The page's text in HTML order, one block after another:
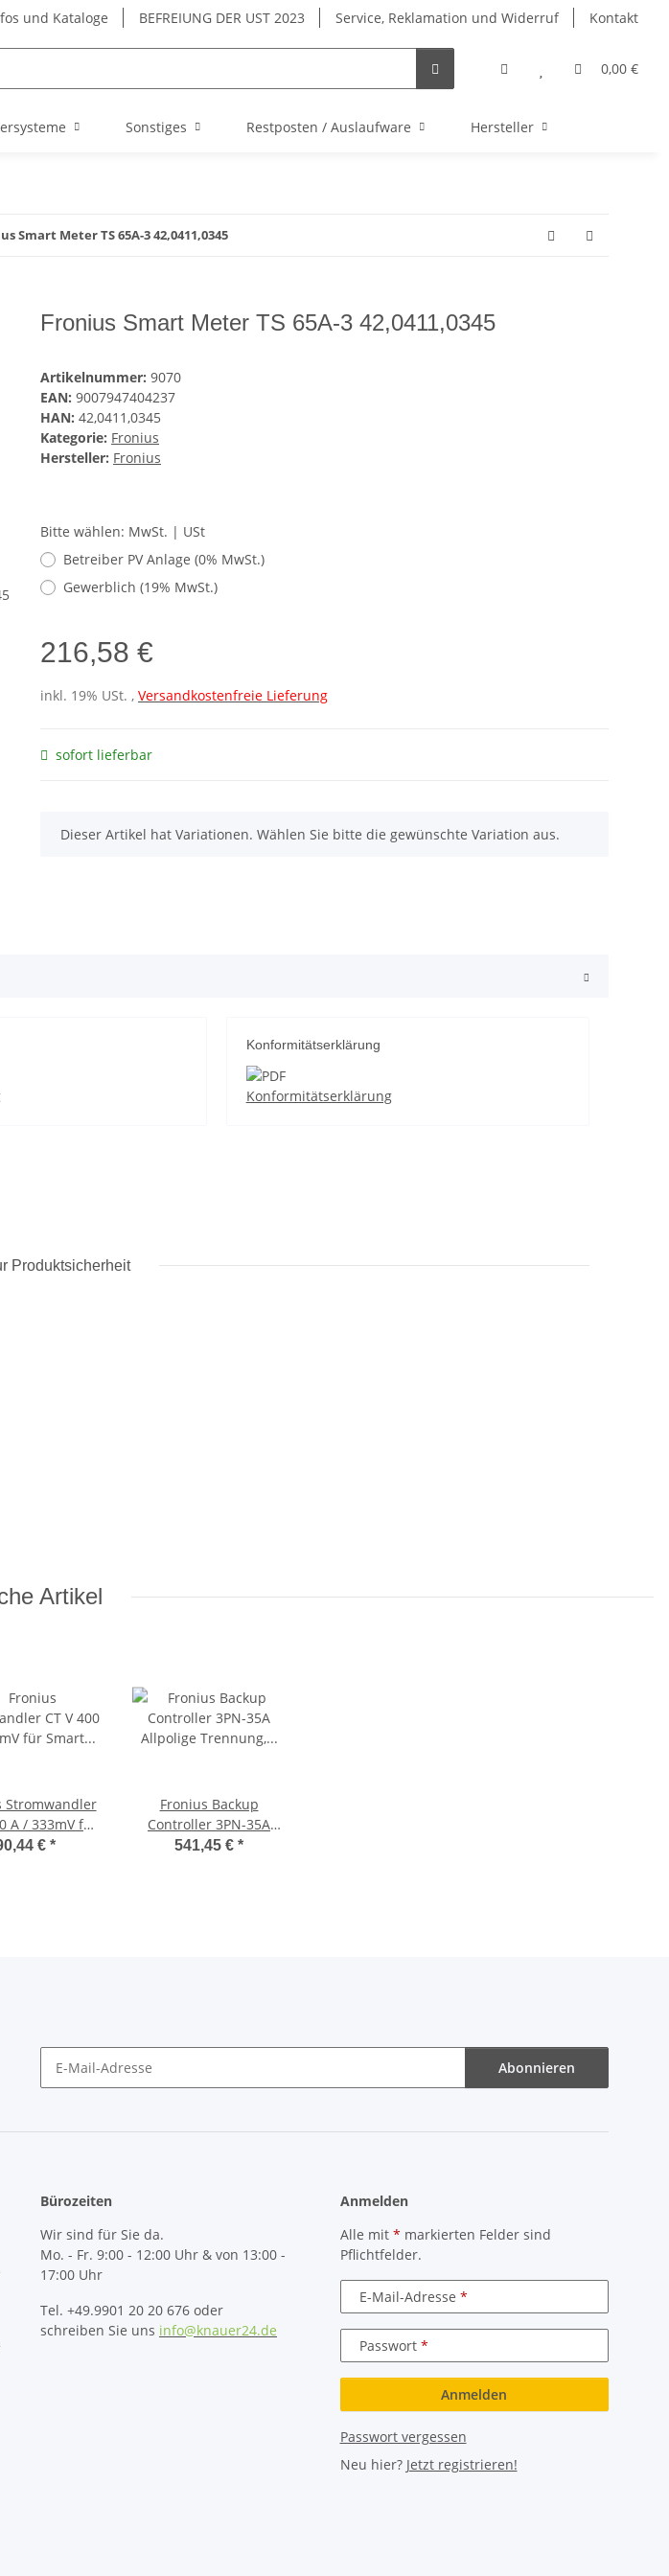
und Kataloge BEFREIUNG DER UST 2023 Service, Reklamation und Widerruf Kontakt
0,00 €
Sonstiges Restposten / Auslaufware Hersteller
Smart Meter TS 65A-3 42,0411,0345
Fronius Smart Meter TS 65A-3 42,0411,0345
Artikelnummer: 9070
EAN: 9007947404237
HAN: 42,0411,0345
Kategorie: Fronius
Hersteller: Fronius
Bitte wählen: MwSt. | USt
Betreiber PV Anlage (0% MwSt.)
Gewerblich (19% MwSt.)
216,58 €
inkl. 19% USt. , Versandkostenfreie Lieferung
sofort lieferbar
x
Dieser Artikel hat Variationen. Wählen Sie bitte die gewünschte Variation aus.
Konformitätserklärung
Konformitätserklärung
Produktsicherheit
Artikel
Stromwandler
A / 333mV für
Meter IP
€ *
Fronius Backup
Controller 3PN-35A
Allpolige Trennung, 3-
541,45 € *
Abonnieren
Bürozeiten
Wir sind für Sie da.
Mo. - Fr. 9:00 - 12:00 Uhr & von 13:00 -
17:00 Uhr
Tel. +49.9901 20 20 676 oder
schreiben Sie uns info@knauer24.de
Anmelden
Alle mit * markierten Felder sind
Pflichtfelder.
E-Mail-Adresse
Passwort
Anmelden
Passwort vergessen
Neu hier? Jetzt registrieren!